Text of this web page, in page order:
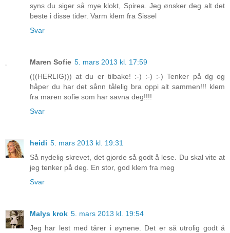
syns du siger så mye klokt, Spirea. Jeg ønsker deg alt det
beste i disse tider. Varm klem fra Sissel
Svar
Maren Sofie 5. mars 2013 kl. 17:59
(((HERLIG))) at du er tilbake! :-) :-) :-) Tenker på dg og
håper du har det sånn tålelig bra oppi alt sammen!!! klem
fra maren sofie som har savna deg!!!!
Svar
heidi 5. mars 2013 kl. 19:31
Så nydelig skrevet, det gjorde så godt å lese. Du skal vite at
jeg tenker på deg. En stor, god klem fra meg
Svar
Malys krok 5. mars 2013 kl. 19:54
Jeg har lest med tårer i øynene. Det er så utrolig godt å